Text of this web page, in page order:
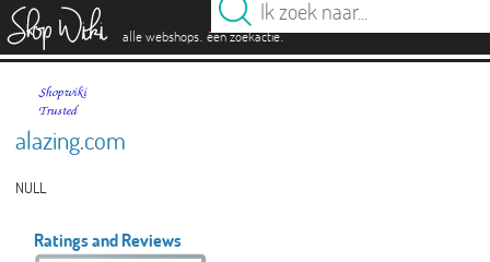
alle webshops. één zoekactie.
alazing.com
NULL
Ratings and Reviews